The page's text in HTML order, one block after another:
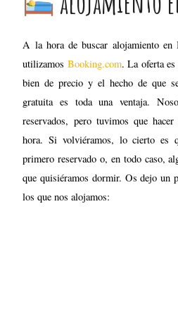
primero reservado o, en todo caso,
los que nos alojamos: